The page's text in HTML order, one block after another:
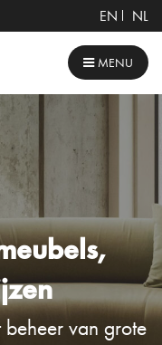
EN NL
MENU
van grote